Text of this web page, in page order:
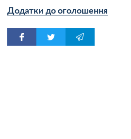
Додатки до оголошення